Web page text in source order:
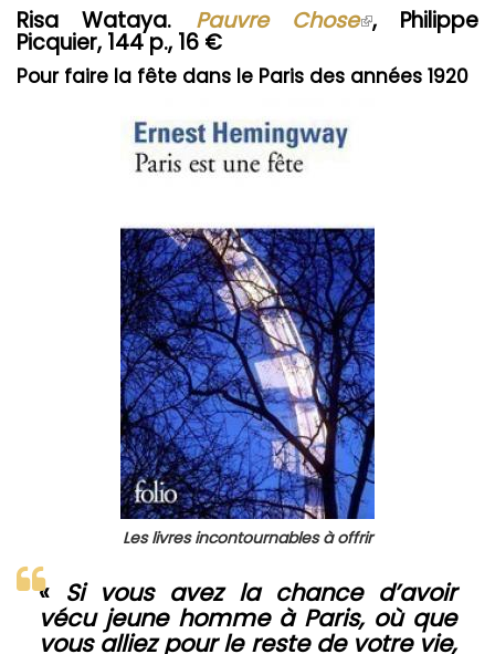
Risa Wataya. Pauvre Chose(le
est
externe)
, Philippe
Picquier, 144 p., 16 €
Pour faire la fête dans le Paris des années 1920
Les livres incontournables à offrir
« Si vous avez la chance d’avoir
vécu jeune homme à Paris, où que
vous alliez pour le reste de votre vie,